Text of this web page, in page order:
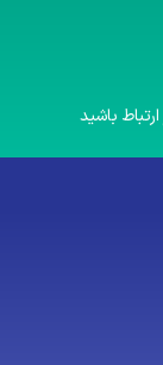
باشید